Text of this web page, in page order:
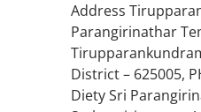
Address
Parangirinathar
District – 625005,
Diety Sri